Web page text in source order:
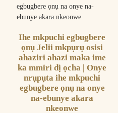
Ihe mkpuchi egbugbere
ọnụ Jelii mkpụrụ osisi
ahaziri ahazi maka ime
ka mmiri dị ọcha | Onye
nrụpụta ihe mkpuchi
egbugbere ọnụ na onye
na-ebunye akara
nkeonwe